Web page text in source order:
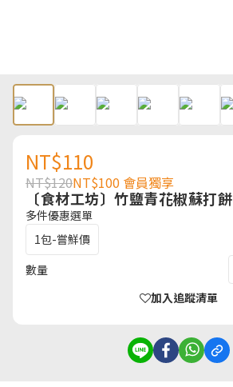
NT$110
NT$120NT$100 會員獨享
〔食材工坊〕竹鹽青花椒蘇打餅
多件優惠選單
1包-嘗鮮價
數量
加入追蹤清單